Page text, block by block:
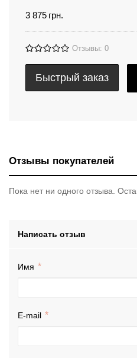
3 875 грн.
Отзывы: 0
Быстрый заказ
Отзывы покупателей
Пока нет ни одного отзыва.
Написать отзыв
Имя
E-mail